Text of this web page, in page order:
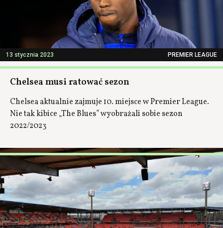
13 stycznia 2023 PREMIER LEAGUE
Chelsea musi ratować sezon
Chelsea aktualnie zajmuje 10. miejsce w Premier League.
Nie tak kibice „The Blues” wyobrażali sobie sezon
2022/2023